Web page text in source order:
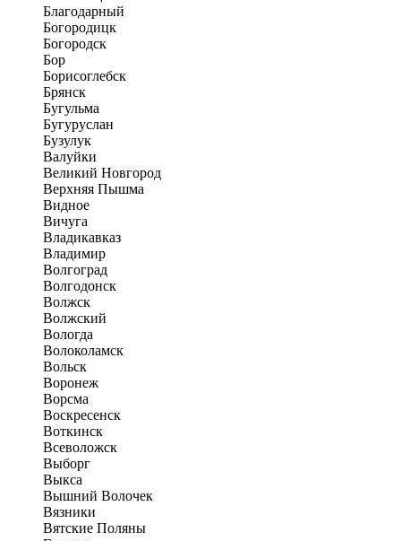
Благодарный
Богородицк
Богородск
Бор
Борисоглебск
Брянск
Бугульма
Бугуруслан
Бузулук
Валуйки
Великий Новгород
Верхняя Пышма
Видное
Вичуга
Владикавказ
Владимир
Волгоград
Волгодонск
Волжск
Волжский
Вологда
Волоколамск
Вольск
Воронеж
Ворсма
Воскресенск
Воткинск
Всеволожск
Выборг
Выкса
Вышний Волочек
Вязники
Вятские Поляны